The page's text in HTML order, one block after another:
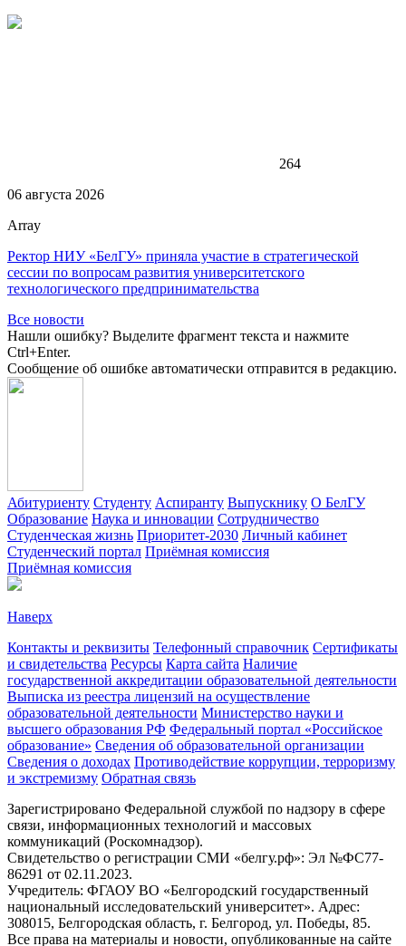
264
06 августа 2026
Array
Ректор НИУ «БелГУ» приняла участие в стратегической
сессии по вопросам развития университетского
технологического предпринимательства
Все новости
Нашли ошибку? Выделите фрагмент текста и нажмите
Ctrl+Enter.
Сообщение об ошибке автоматически отправится в редакцию.
Абитуриенту Студенту Аспиранту Выпускнику О БелГУ
Образование Наука и инновации Сотрудничество
Студенческая жизнь Приоритет-2030 Личный кабинет
Студенческий портал Приёмная комиссия
Приёмная комиссия
Наверх
Контакты и реквизиты Телефонный справочник Сертификаты
и свидетельства Ресурсы Карта сайта Наличие
государственной аккредитации образовательной деятельности
Выписка из реестра лицензий на осуществление
образовательной деятельности Министерствo науки и
высшего образования РФ Федеральный портал «Российское
образование» Сведения об образовательной организации
Сведения о доходах Противодействие коррупции, терроризму
и экстремизму Обратная связь
Зарегистрировано Федеральной службой по надзору в сфере
связи, информационных технологий и массовых
коммуникаций (Роскомнадзор).
Свидетельство о регистрации СМИ «белгу.рф»: Эл №ФС77-
86291 от 02.11.2023.
Учредитель: ФГАОУ ВО «Белгородский государственный
национальный исследовательский университет». Адрес:
308015, Белгородская область, г. Белгород, ул. Победы, 85.
Все права на материалы и новости, опубликованные на сайте